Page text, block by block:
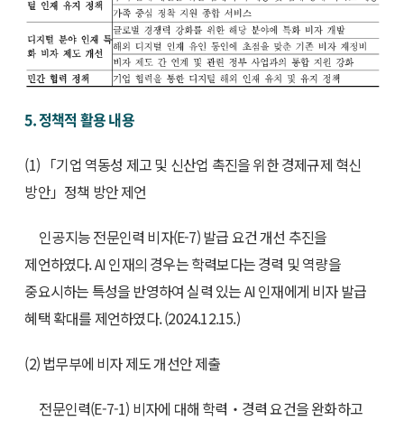
5. 정책적 활용 내용
(1) 「기업 역동성 제고 및 신산업 촉진을 위한 경제규제 혁신
방안」정책 방안 제언
인공지능 전문인력 비자(E-7) 발급 요건 개선 추진을
제언하였다. AI 인재의 경우는 학력보다는 경력 및 역량을
중요시하는 특성을 반영하여 실력 있는 AI 인재에게 비자 발급
혜택 확대를 제언하였다. (2024.12.15.)
(2) 법무부에 비자 제도 개선안 제출
전문인력(E-7-1) 비자에 대해 학력‧경력 요건을 완화하고